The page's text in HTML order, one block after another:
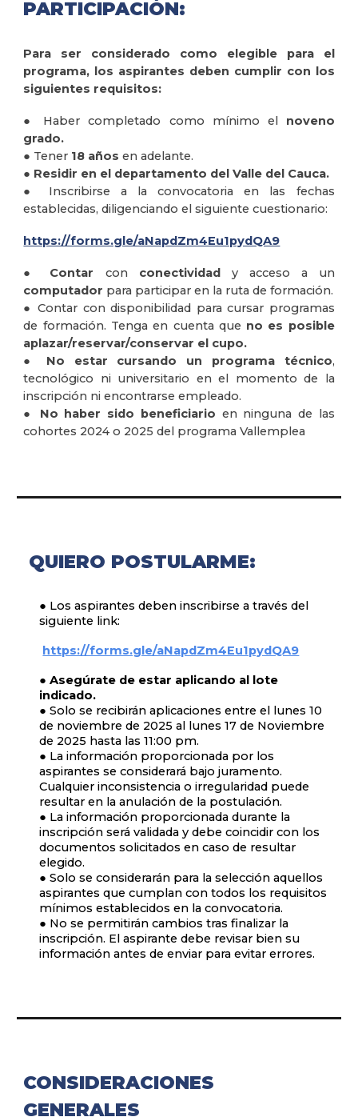
PARTICIPACIÓN:
Para ser considerado como elegible para el
programa, los aspirantes deben cumplir con los
siguientes requisitos:
● Haber completado como mínimo el noveno
grado.
● Tener 18 años en adelante.
● Residir en el departamento del Valle del Cauca.
● Inscribirse a la convocatoria en las fechas
establecidas, diligenciando el siguiente cuestionario:
https://forms.gle/aNapdZm4Eu1pydQA9
● Contar con conectividad y acceso a un
computador para participar en la ruta de formación.
● Contar con disponibilidad para cursar programas
de formación. Tenga en cuenta que no es posible
aplazar/reservar/conservar el cupo.
● No estar cursando un programa técnico,
tecnológico ni universitario en el momento de la
inscripción ni encontrarse empleado.
● No haber sido beneficiario en ninguna de las
cohortes 2024 o 2025 del programa Vallemplea
QUIERO POSTULARME:
● Los aspirantes deben inscribirsea través del
siguiente link:
https://forms.gle/aNapdZm4Eu1pydQA9
● Asegúrate de estar aplicando al lote
indicado.
● Solo se recibirán aplicaciones entre el lunes 10
de noviembre de 2025 al lunes 17 de Noviembre
de 2025 hasta las 11:00 pm.
● La información proporcionada por los
aspirantes se considerará bajo juramento.
Cualquier inconsistencia o irregularidad puede
resultar en la anulación de la postulación.
● La información proporcionada durante la
inscripción será validada y debe coincidir con los
documentos solicitados en caso de resultar
elegido.
● Solo se considerarán para la selección aquellos
aspirantes que cumplan con todos los requisitos
mínimos establecidos en la convocatoria.
● No se permitirán cambios tras finalizar la
inscripción. El aspirante debe revisar bien su
información antes de enviar para evitar errores.
CONSIDERACIONES
GENERALES